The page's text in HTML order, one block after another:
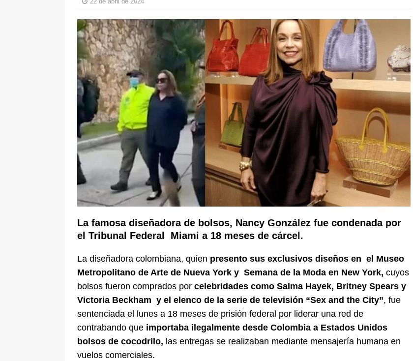
[ 6 de agosto de 2026 ] Tribunal niega medida cautelar sobre la posesión de Abelardo de la Espriella
en Cali JUDICIALES
La famosa diseñadora de bolsos, Nancy González fue condenada por
el Tribunal Federal Miami a 18 meses de cárcel.
La diseñadora colombiana, quien presento sus exclusivos diseños en el Museo
Metropolitano de Arte de Nueva York y Semana de la Moda en New York, cuyos
bolsos fueron comprados por celebridades como Salma Hayek, Britney Spears y
Victoria Beckham y el elenco de la serie de televisión “Sex and the City”, fue
sentenciada el lunes a 18 meses de prisión federal por liderar una red de
contrabando que importaba ilegalmente desde Colombia a Estados Unidos
bolsos de cocodrilo, las entregas se realizaban mediante mensajería humana en
vuelos comerciales.